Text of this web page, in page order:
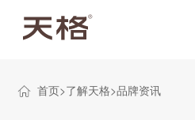
首页 了解天格 品牌资讯